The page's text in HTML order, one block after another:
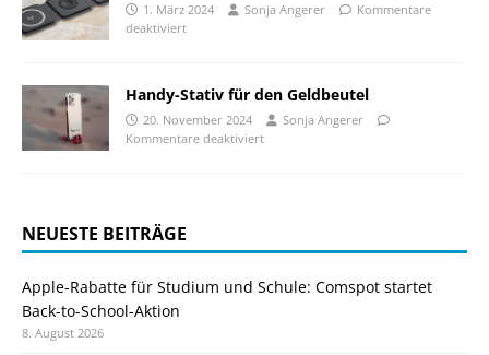
1. März 2024 Sonja Angerer
Kommentare
deaktiviert
Handy-Stativ für den Geldbeutel
20. November 2024
Sonja Angerer
Kommentare deaktiviert
NEUESTE BEITRÄGE
Apple-Rabatte für Studium und Schule: Comspot startet
Back-to-School-Aktion
8. August 2026